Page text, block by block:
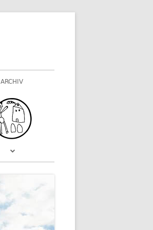
ARCHIV
WAS VOR EINIGER ZEIT WAR